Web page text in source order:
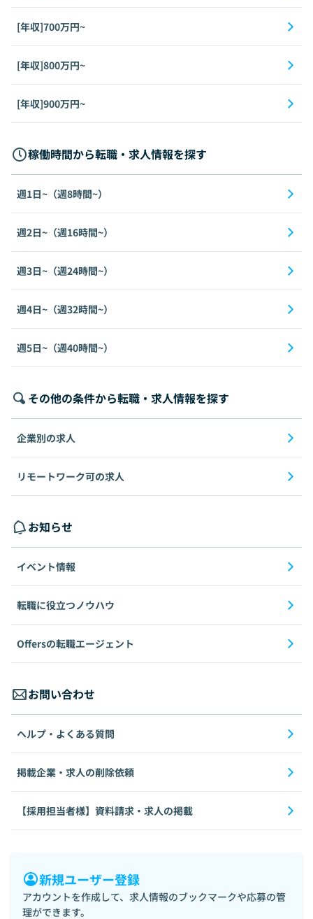
[年収]700万円~
[年収]800万円~
[年収]900万円~
稼働時間から転職・求人情報を探す
週1日~（週8時間~）
週2日~（週16時間~）
週3日~（週24時間~）
週4日~（週32時間~）
週5日~（週40時間~）
その他の条件から転職・求人情報を探す
企業別の求人
リモートワーク可の求人
お知らせ
イベント情報
転職に役立つノウハウ
Offersの転職エージェント
お問い合わせ
ヘルプ・よくある質問
掲載企業・求人の削除依頼
【採用担当者様】資料請求・求人の掲載
新規ユーザー登録
アカウントを作成して、求人情報のブックマークや応募の管
理ができます。